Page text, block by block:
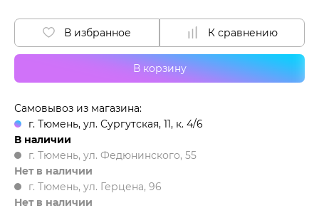
В корзину
В избранное К сравнению
Самовывоз из магазина:
г. Тюмень, ул. Сургутская, 11, к. 4/6
В наличии
г. Тюмень, ул. Федюнинского, 55
Нет в наличии
г. Тюмень, ул. Герцена, 96
Нет в наличии